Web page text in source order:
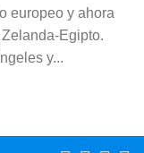
europeo y ahora
Egipto.
y...